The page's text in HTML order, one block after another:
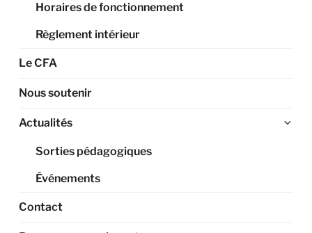
Horaires de fonctionnement
Règlement intérieur
Le CFA
Nous soutenir
Actualités
Sorties pédagogiques
Événements
Contact